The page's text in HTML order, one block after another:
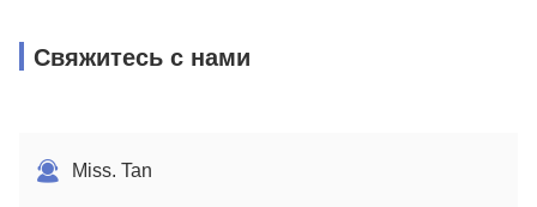
Свяжитесь с нами
Miss. Tan